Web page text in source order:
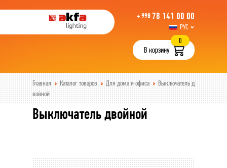
+ 998 78 141 00 00
РУС
UZB
В корзину
0
Главная Каталог товаров Для дома и офиса
Выключатель д
войной
Выключатель двойной